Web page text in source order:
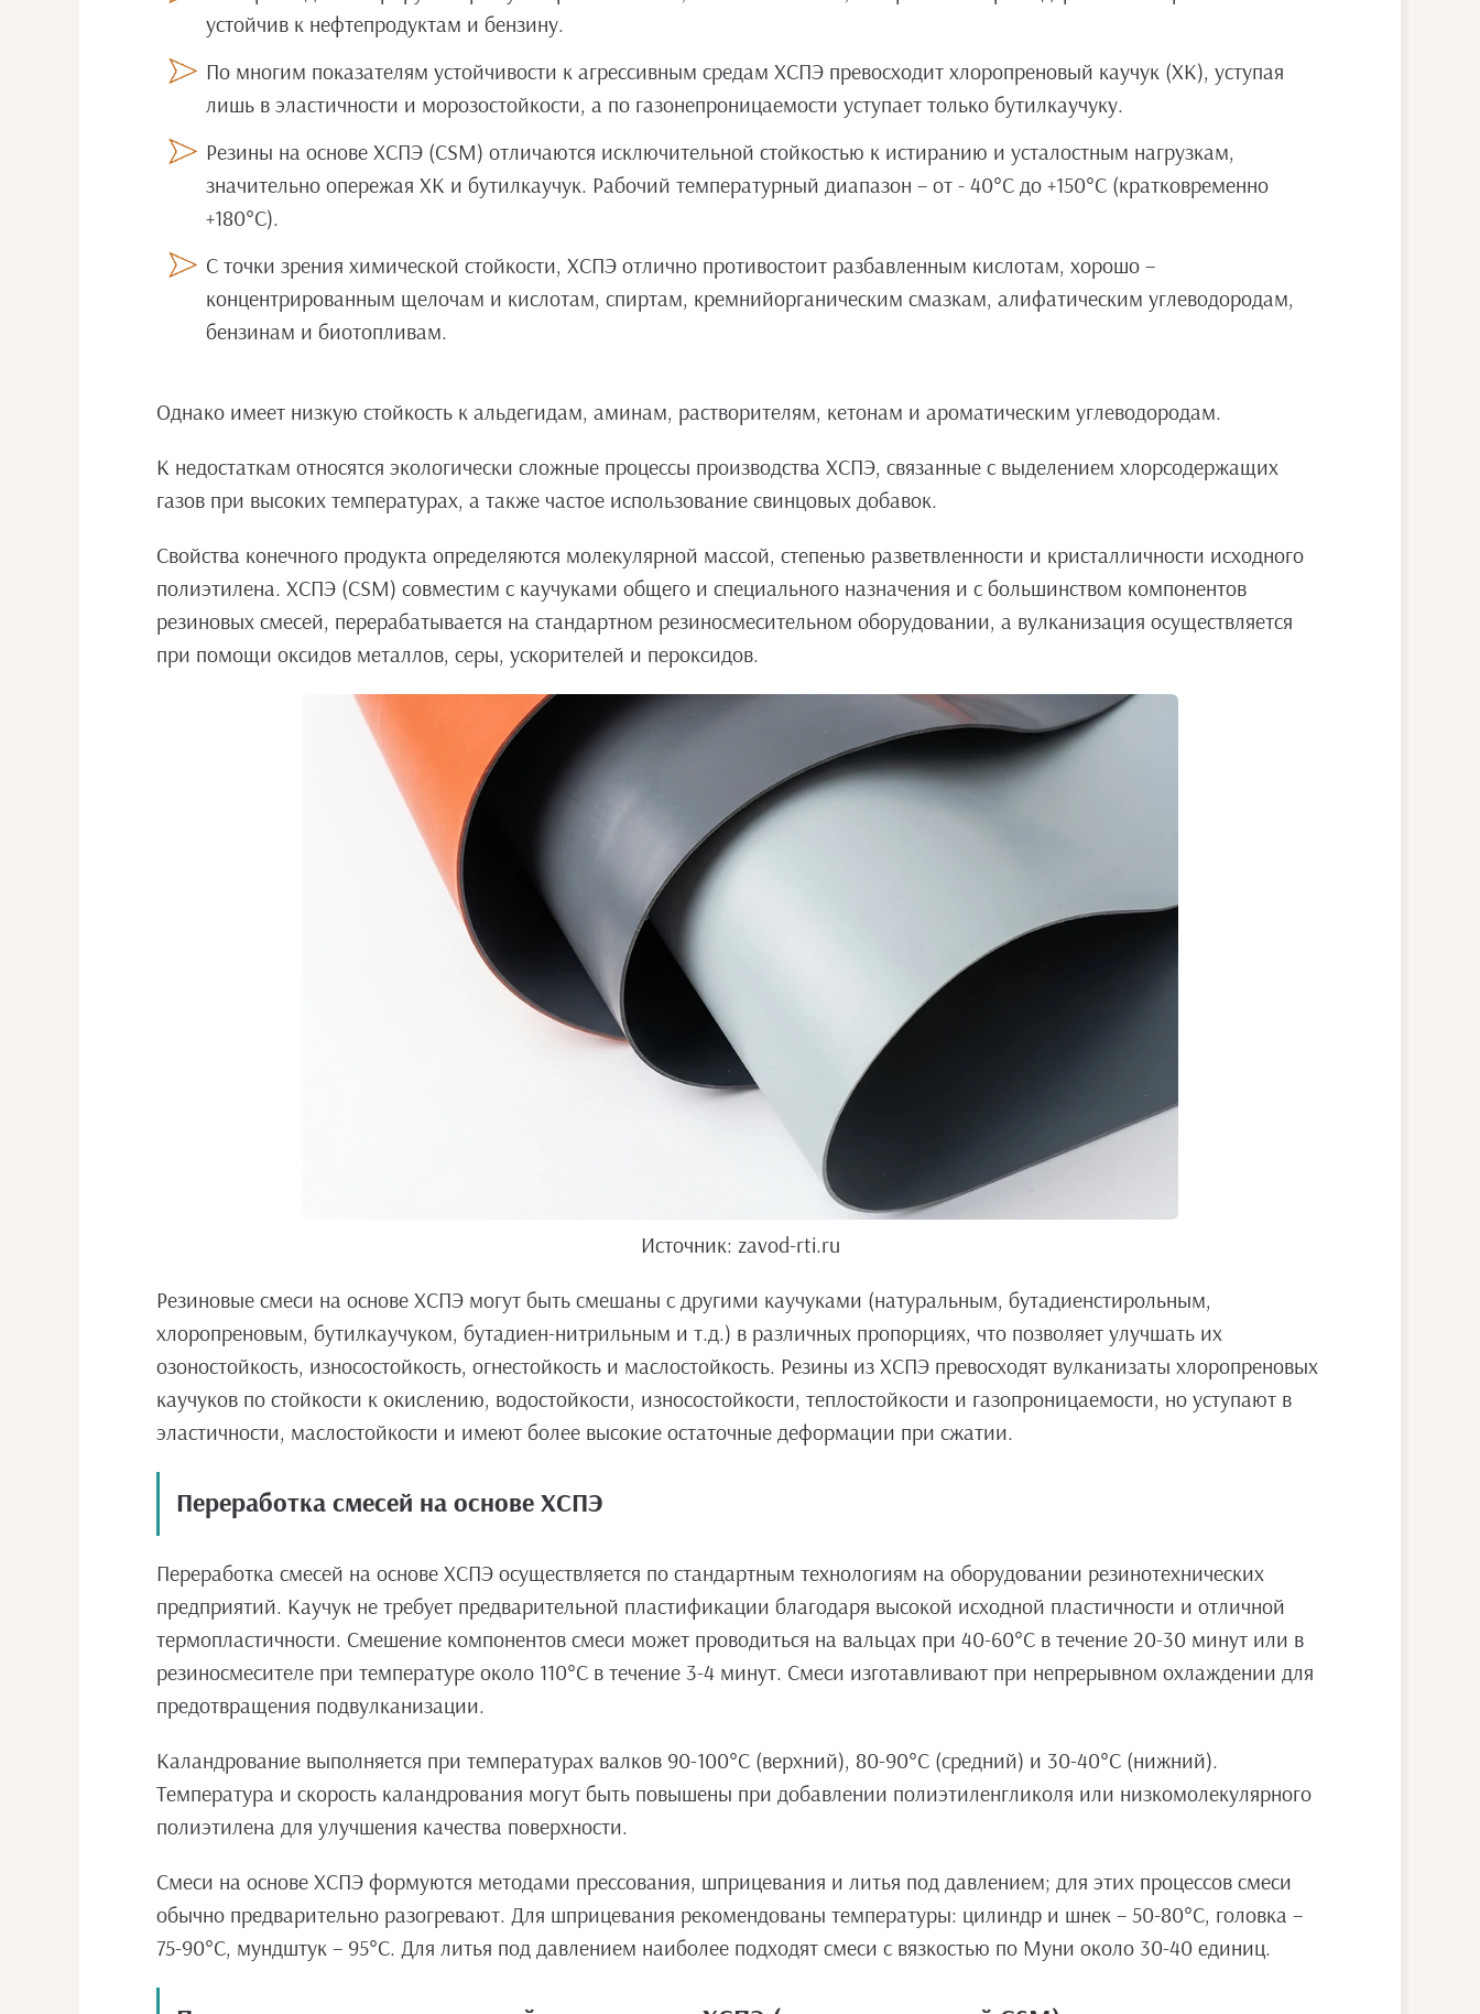
устойчив к нефтепродуктам и бензину.
По многим показателям устойчивости к агрессивным средам ХСПЭ превосходит хлоропреновый каучук (ХК), уступая
лишь в эластичности и морозостойкости, а по газонепроницаемости уступает только бутилкаучуку.
Резины на основе ХСПЭ (CSM) отличаются исключительной стойкостью к истиранию и усталостным нагрузкам,
значительно опережая ХК и бутилкаучук. Рабочий температурный диапазон – от - 40°С до +150°С (кратковременно
+180°С).
С точки зрения химической стойкости, ХСПЭ отлично противостоит разбавленным кислотам, хорошо –
концентрированным щелочам и кислотам, спиртам, кремнийорганическим смазкам, алифатическим углеводородам,
бензинам и биотопливам.
Однако имеет низкую стойкость к альдегидам, аминам, растворителям, кетонам и ароматическим углеводородам.
К недостаткам относятся экологически сложные процессы производства ХСПЭ, связанные с выделением хлорсодержащих
газов при высоких температурах, а также частое использование свинцовых добавок.
Свойства конечного продукта определяются молекулярной массой, степенью разветвленности и кристалличности исходного
полиэтилена. ХСПЭ (CSM) совместим с каучуками общего и специального назначения и с большинством компонентов
резиновых смесей, перерабатывается на стандартном резиносмесительном оборудовании, а вулканизация осуществляется
при помощи оксидов металлов, серы, ускорителей и пероксидов.
Источник: zavod-rti.ru
Резиновые смеси на основе ХСПЭ могут быть смешаны с другими каучуками (натуральным, бутадиенстирольным,
хлоропреновым, бутилкаучуком, бутадиен-нитрильным и т.д.) в различных пропорциях, что позволяет улучшать их
озоностойкость, износостойкость, огнестойкость и маслостойкость. Резины из ХСПЭ превосходят вулканизаты хлоропреновых
каучуков по стойкости к окислению, водостойкости, износостойкости, теплостойкости и газопроницаемости, но уступают в
эластичности, маслостойкости и имеют более высокие остаточные деформации при сжатии.
Переработка смесей на основе ХСПЭ
Переработка смесей на основе ХСПЭ осуществляется по стандартным технологиям на оборудовании резинотехнических
предприятий. Каучук не требует предварительной пластификации благодаря высокой исходной пластичности и отличной
термопластичности. Смешение компонентов смеси может проводиться на вальцах при 40-60°С в течение 20-30 минут или в
резиносмесителе при температуре около 110°С в течение 3-4 минут. Смеси изготавливают при непрерывном охлаждении для
предотвращения подвулканизации.
Каландрование выполняется при температурах валков 90-100°С (верхний), 80-90°С (средний) и 30-40°С (нижний).
Температура и скорость каландрования могут быть повышены при добавлении полиэтиленгликоля или низкомолекулярного
полиэтилена для улучшения качества поверхности.
Смеси на основе ХСПЭ формуются методами прессования, шприцевания и литья под давлением; для этих процессов смеси
обычно предварительно разогревают. Для шприцевания рекомендованы температуры: цилиндр и шнек – 50-80°С, головка –
75-90°С, мундштук – 95°С. Для литья под давлением наиболее подходят смеси с вязкостью по Муни около 30-40 единиц.